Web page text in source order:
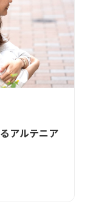
アルテニア